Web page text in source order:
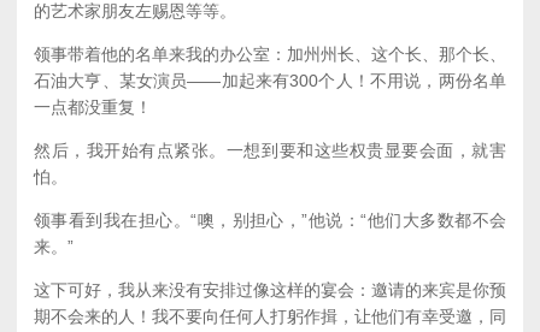
的艺术家朋友左赐恩等等。
领事带着他的名单来我的办公室：加州州长、这个长、那个长、
石油大亨、某女演员——加起来有300个人！不用说，两份名单
一点都没重复！
然后，我开始有点紧张。一想到要和这些权贵显要会面，就害
怕。
领事看到我在担心。“噢，别担心，”他说：“他们大多数都不会
来。”
这下可好，我从来没有安排过像这样的宴会：邀请的来宾是你预
期不会来的人！我不要向任何人打躬作揖，让他们有幸受邀，同